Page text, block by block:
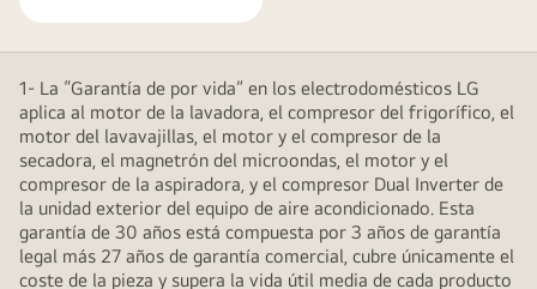
1- La “Garantía de por vida” en los electrodomésticos LG
aplica al motor de la lavadora, el compresor del frigorífico, el
motor del lavavajillas, el motor y el compresor de la
secadora, el magnetrón del microondas, el motor y el
compresor de la aspiradora, y el compresor Dual Inverter de
la unidad exterior del equipo de aire acondicionado. Esta
garantía de 30 años está compuesta por 3 años de garantía
legal más 27 años de garantía comercial, cubre únicamente el
coste de la pieza y supera la vida útil media de cada producto